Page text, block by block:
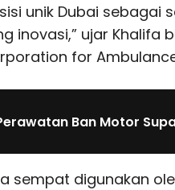
unik Dubai sebagai
inovasi,” ujar Khalifa
for
Ban Motor
sempat digunakan